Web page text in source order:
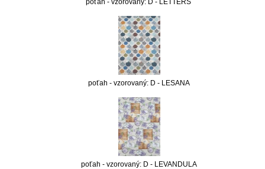
poťah - vzorovaný: D - LESANA
poťah - vzorovaný: D - LEVANDULA